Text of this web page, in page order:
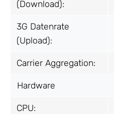
(Download):
3G Datenrate
(Upload):
Carrier Aggregation:
Hardware
CPU: